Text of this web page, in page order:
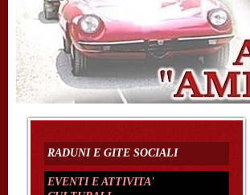
RADUNI E GITE SOCIALI
EVENTI E ATTIVITA'